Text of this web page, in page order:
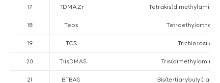
17 TDMAZr
18 Teos
19 TCS Trichlorosilane
20 TrisDMAS Tris(dimethylamino)
21 BTBAS Bis(tertiarybutyl)